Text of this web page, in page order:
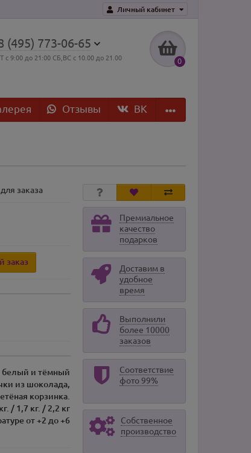
Личный кабинет
(495) 773-06-65
с 9:00 до 21:00 СБ,ВС с 10.00 до 21.00 0
Отзывы ВK
заказа
заказ
белый и тёмный
из шоколада,
корзинка.
/ 1,7 кг. / 2,2 кг
от +2 до +6
Премиальное
качество
подарков
Доставим в
удобное
время
Выполнили
более 10000
заказов
Соответствие
фото 99%
Собственное
производство